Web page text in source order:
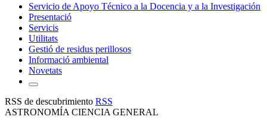
Servicio de Apoyo Técnico a la Docencia y a la Investigación
Presentació
Servicis
Utilitats
Gestió de residus perillosos
Informació ambiental
Novetats
RSS de descubrimiento RSS
ASTRONOMÍA CIENCIA GENERAL